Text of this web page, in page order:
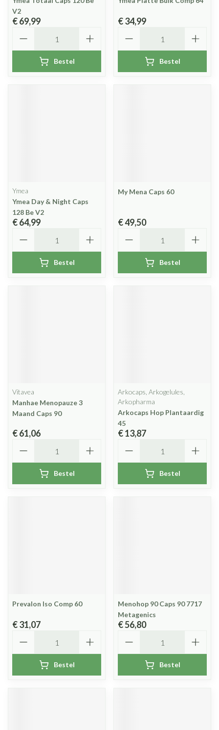
V2
€ 69,99
Bestel
€ 34,99
Bestel
Ymea
Ymea Day & Night Caps
128 Be V2
€ 64,99
Bestel
My Mena Caps 60
€ 49,50
Bestel
Vitavea
Manhae Menopauze 3
Maand Caps 90
€ 61,06
Bestel
Arkocaps, Arkogelules,
Arkopharma
Arkocaps Hop Plantaardig
45
€ 13,87
Bestel
Prevalon Iso Comp 60
€ 31,07
Bestel
Menohop 90 Caps 90 7717
Metagenics
€ 56,80
Bestel